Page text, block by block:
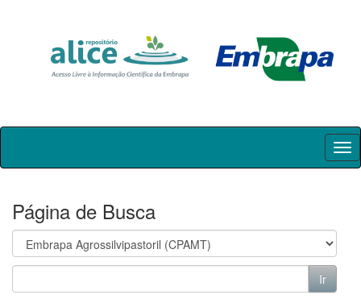
Skip
Página de Busca